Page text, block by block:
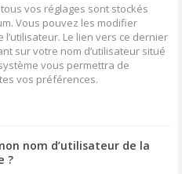
vos réglages sont stockés
Vous pouvez les modifier
Le lien vers ce dernier
sur votre nom d’utilisateur situé
vous permettra de
vos préférences.
nom d’utilisateur de la
?